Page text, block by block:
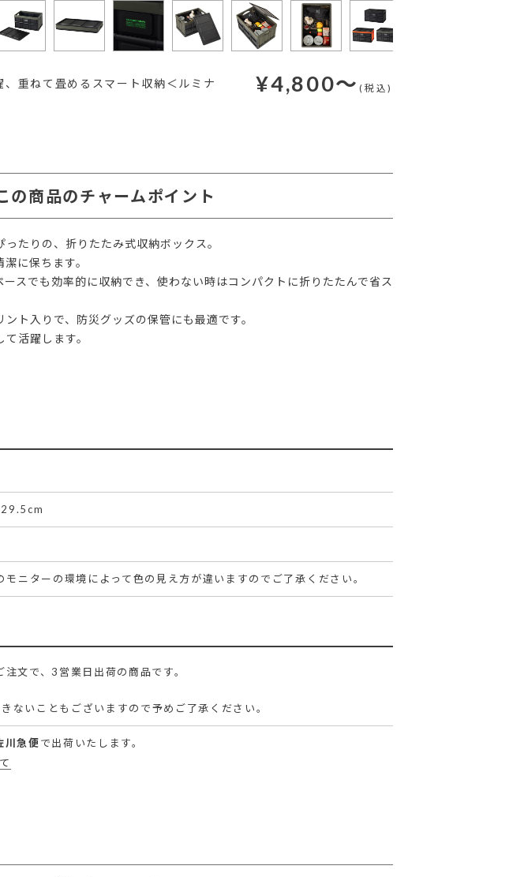
重ねて畳めるスマート収納＜ルミナ
¥4,800～(税込)
の商品のチャームポイント
たりの、折りたたみ式収納ボックス。
に保ちます。
スでも効率的に収納でき、使わない時はコンパクトに折りたたんで省ス
ト入りで、防災グッズの保管にも最適です。
活躍します。
ニターの環境によって色の見え方が違いますのでご了承ください。
文で、3営業日出荷の商品です。
ないこともございますので予めご了承ください。
川急便で出荷いたします。